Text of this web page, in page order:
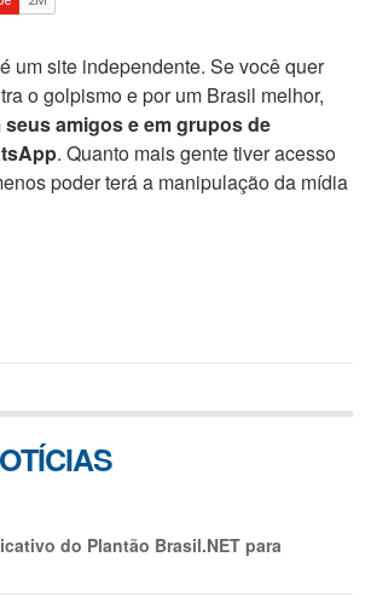
é um site independente. Se você quer
o golpismo e por um Brasil melhor,
amigos e em grupos de
. Quanto mais gente tiver acesso
poder terá a manipulação da mídia
do Plantão Brasil.NET para